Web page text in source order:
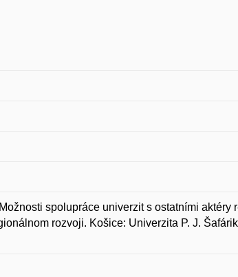
spolupráce univerzit s ostatními aktéry
rozvoji. Košice: Univerzita P. J.